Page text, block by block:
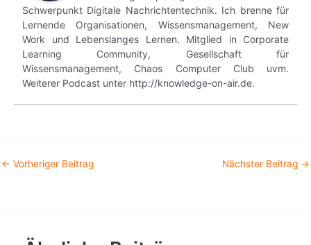
Schwerpunkt Digitale Nachrichtentechnik. Ich brenne für
Lernende Organisationen, Wissensmanagement, New
Work und Lebenslanges Lernen. Mitglied in Corporate
Learning Community, Gesellschaft für
Wissensmanagement, Chaos Computer Club uvm.
Weiterer Podcast unter http://knowledge-on-air.de.
← Vorheriger Beitrag Nächster Beitrag →